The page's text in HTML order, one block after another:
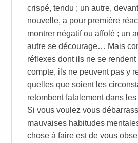
crispé, tendu ; un autre,
nouvelle, a pour première
montrer négatif ou affolé ; un
autre se décourage… Mais
réflexes dont ils ne se
compte, ils ne peuvent pas y
quelles que soient les
retombent fatalement dans
Si vous voulez vous
mauvaises habitudes
chose à faire est de vous